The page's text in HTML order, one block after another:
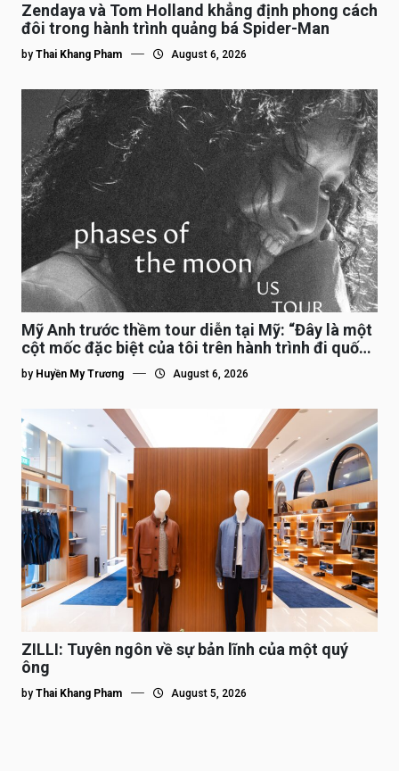
Zendaya và Tom Holland khẳng định phong cách
đôi trong hành trình quảng bá Spider-Man
by Thai Khang Pham August 6, 2026
Mỹ Anh trước thềm tour diễn tại Mỹ: “Đây là một
cột mốc đặc biệt của tôi trên hành trình đi quốc
tế”
by Huyền My Trương August 6, 2026
ZILLI: Tuyên ngôn về sự bản lĩnh của một quý
ông
by Thai Khang Pham August 5, 2026